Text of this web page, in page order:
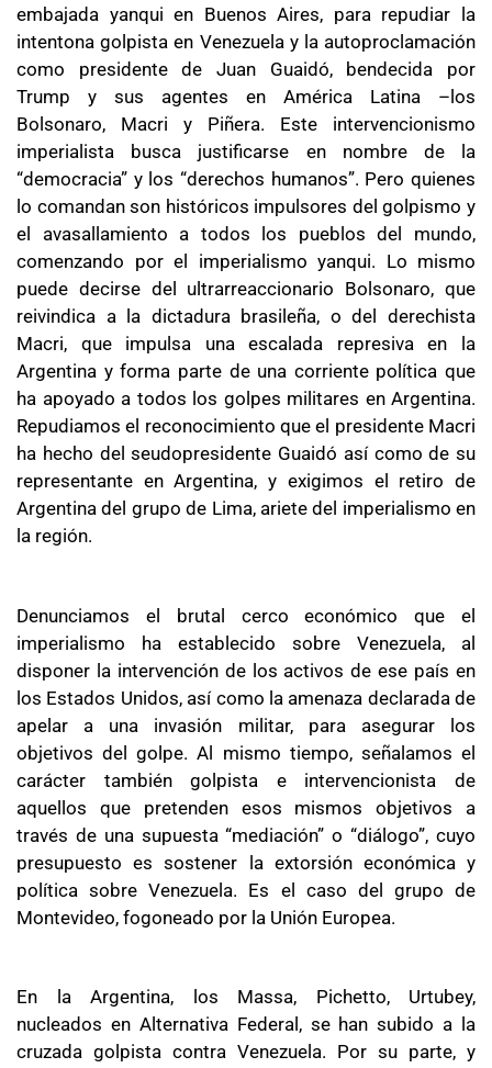
embajada yanqui en Buenos Aires, para repudiar la
intentona golpista en Venezuela y la autoproclamación
como presidente de Juan Guaidó, bendecida por
Trump y sus agentes en América Latina –los
Bolsonaro, Macri y Piñera. Este intervencionismo
imperialista busca justificarse en nombre de la
“democracia” y los “derechos humanos”. Pero quienes
lo comandan son históricos impulsores del golpismo y
el avasallamiento a todos los pueblos del mundo,
comenzando por el imperialismo yanqui. Lo mismo
puede decirse del ultrarreaccionario Bolsonaro, que
reivindica a la dictadura brasileña, o del derechista
Macri, que impulsa una escalada represiva en la
Argentina y forma parte de una corriente política que
ha apoyado a todos los golpes militares en Argentina.
Repudiamos el reconocimiento que el presidente Macri
ha hecho del seudopresidente Guaidó así como de su
representante en Argentina, y exigimos el retiro de
Argentina del grupo de Lima, ariete del imperialismo en
la región.
Denunciamos el brutal cerco económico que el
imperialismo ha establecido sobre Venezuela, al
disponer la intervención de los activos de ese país en
los Estados Unidos, así como la amenaza declarada de
apelar a una invasión militar, para asegurar los
objetivos del golpe. Al mismo tiempo, señalamos el
carácter también golpista e intervencionista de
aquellos que pretenden esos mismos objetivos a
través de una supuesta “mediación” o “diálogo”, cuyo
presupuesto es sostener la extorsión económica y
política sobre Venezuela. Es el caso del grupo de
Montevideo, fogoneado por la Unión Europea.
En la Argentina, los Massa, Pichetto, Urtubey,
nucleados en Alternativa Federal, se han subido a la
cruzada golpista contra Venezuela. Por su parte, y